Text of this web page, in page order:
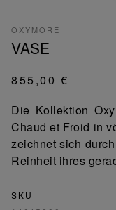
OXYMORE
VASE
855,00 €
Die Kollektion
Chaud et Froid in
zeichnet sich
Reinheit ihres
SKU